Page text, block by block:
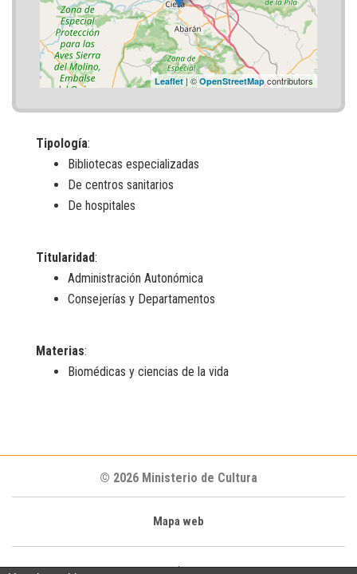
Leaflet| ©OpenStreetMapcontributors
Tipología:
Bibliotecas especializadas
De centros sanitarios
De hospitales
Titularidad:
Administración Autonómica
Consejerías y Departamentos
Materias:
Biomédicas y ciencias de la vida
© 2026 Ministerio de Cultura
Mapa web
|